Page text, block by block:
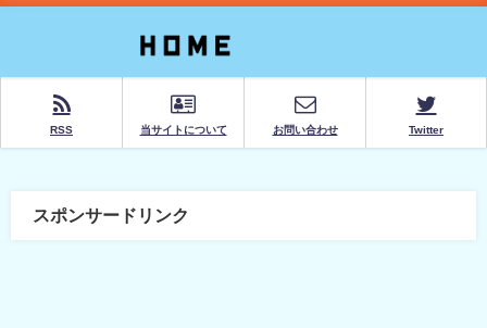
RSS 当サイトについて お問い合わせ Twitter
スポンサードリンク